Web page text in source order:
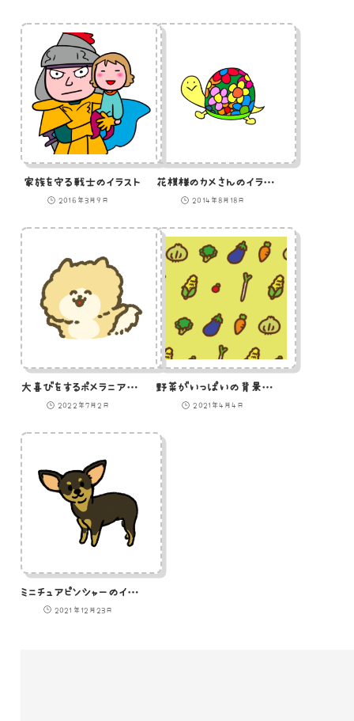
家族を守る戦士のイラスト
2016年3月9日
花模様のカメさんのイラスト
2014年8月18日
大喜びをするポメラニアンのイラスト
2022年7月2日
野菜がいっぱいの背景のイラスト
2021年4月4日
ミニチュアピンシャーのイラスト
2021年12月23日